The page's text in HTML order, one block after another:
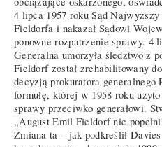
4 lipca 1957 roku Sąd
Fieldorfa i nakazał Sądowi
ponowne rozpatrzenie sprawy. 4
Generalna umorzyła śledztwo z
Fieldorf został zrehabilitowany
decyzją prokuratora generalnego
formułę, której w 1958 roku
sprawy przeciwko generałowi.
„August Emil Fieldorf nie
Zmiana ta – jak podkreślił